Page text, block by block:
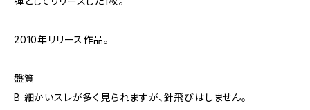
2010年リリース作品。
盤質
B 細かいスレが多く見られますが、針飛びはしません。